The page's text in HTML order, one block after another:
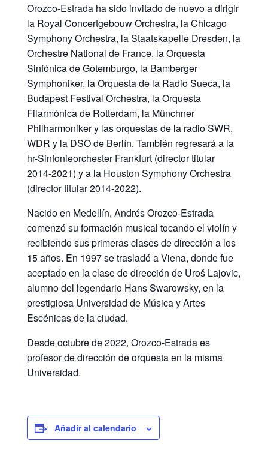
Orozco-Estrada ha sido invitado de nuevo a dirigir
la Royal Concertgebouw Orchestra, la Chicago
Symphony Orchestra, la Staatskapelle Dresden, la
Orchestre National de France, la Orquesta
Sinfónica de Gotemburgo, la Bamberger
Symphoniker, la Orquesta de la Radio Sueca, la
Budapest Festival Orchestra, la Orquesta
Filarmónica de Rotterdam, la Münchner
Philharmoniker y las orquestas de la radio SWR,
WDR y la DSO de Berlín. También regresará a la
hr-Sinfonieorchester Frankfurt (director titular
2014-2021) y a la Houston Symphony Orchestra
(director titular 2014-2022).
Nacido en Medellín, Andrés Orozco-Estrada
comenzó su formación musical tocando el violín y
recibiendo sus primeras clases de dirección a los
15 años. En 1997 se trasladó a Viena, donde fue
aceptado en la clase de dirección de Uroš Lajovic,
alumno del legendario Hans Swarowsky, en la
prestigiosa Universidad de Música y Artes
Escénicas de la ciudad.
Desde octubre de 2022, Orozco-Estrada es
profesor de dirección de orquesta en la misma
Universidad.
Añadir al calendario